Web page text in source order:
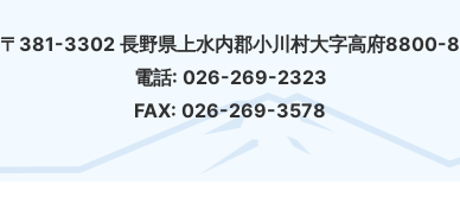
〒381-3302 長野県上水内郡小川村大字高府8800-8
電話: 026-269-2323
FAX: 026-269-3578